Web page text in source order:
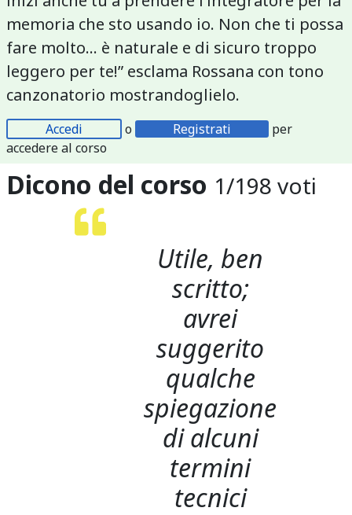
memoria che sto usando io. Non che ti possa
fare molto... è naturale e di sicuro troppo
leggero per te!” esclama Rossana con tono
canzonatorio mostrandoglielo.
Accedi o Registrati
per
accedere al corso
Dicono del corso 1/198 voti
Utile, ben
scritto;
avrei
suggerito
qualche
spiegazione
di alcuni
termini
tecnici